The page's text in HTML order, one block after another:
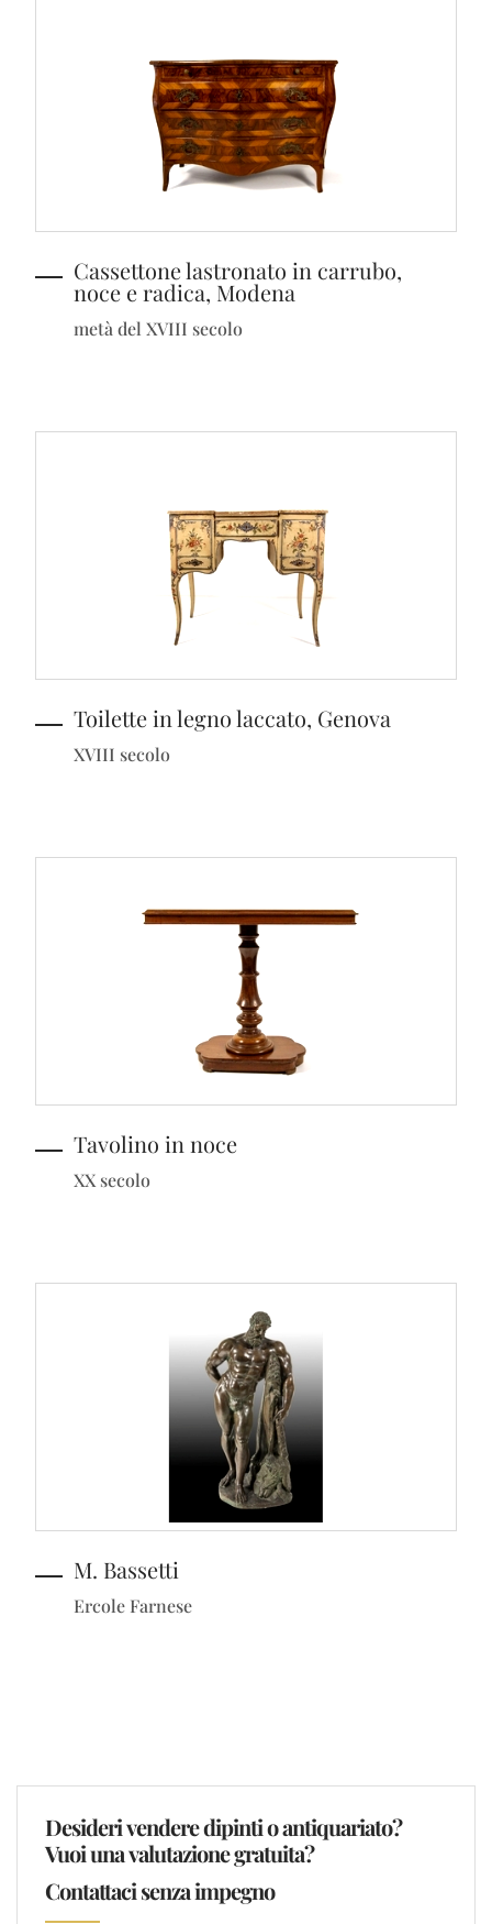
Cassettone lastronato in carrubo,
noce e radica, Modena
metà del XVIII secolo
Toilette in legno laccato, Genova
XVIII secolo
Tavolino in noce
XX secolo
M. Bassetti
Ercole Farnese
Desideri vendere dipinti o antiquariato?
Vuoi una valutazione gratuita?
Contattaci senza impegno